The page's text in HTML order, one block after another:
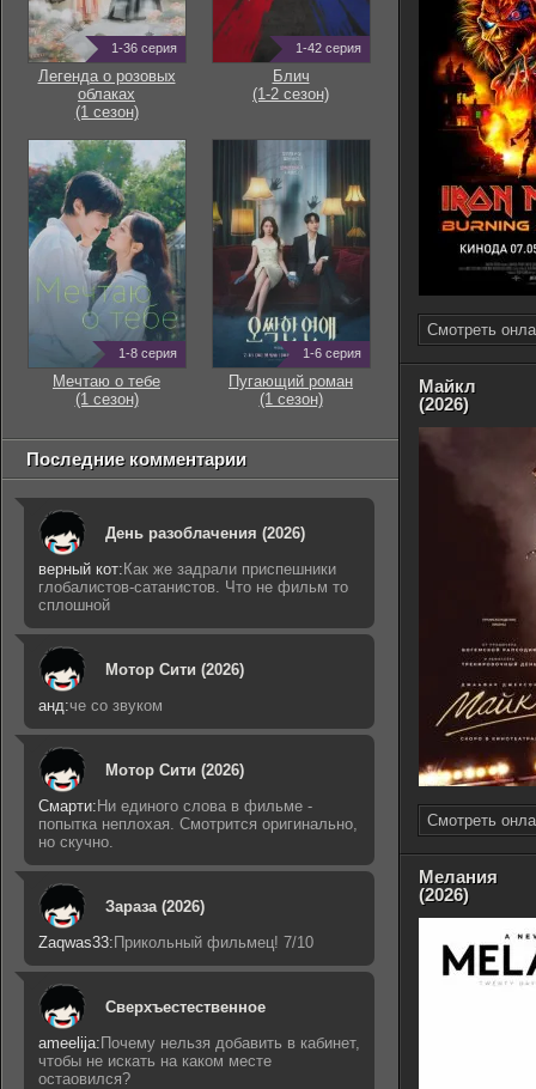
Смотреть
Майкл
(2026)
Смотреть
Мелания
(2026)
1-36 серия
Легенда о розовых
облаках
(1 сезон)
1-42 серия
Блич
(1-2 сезон)
1-8 серия
Мечтаю о тебе
(1 сезон)
1-6 серия
Пугающий роман
(1 сезон)
Последние комментарии
День разоблачения (2026)
верный кот: Как же задрали приспешники
глобалистов-сатанистов. Что не фильм то
сплошной
Мотор Сити (2026)
анд:че со звуком
Мотор Сити (2026)
Смарти: Ни единого слова в фильме -
попытка неплохая. Смотрится оригинально,
но скучно.
Зараза (2026)
Zaqwas33: Прикольный фильмец! 7/10
Сверхъестественное
ameelija: Почему нельзя добавить в кабинет,
чтобы не искать на каком месте
остаовился?